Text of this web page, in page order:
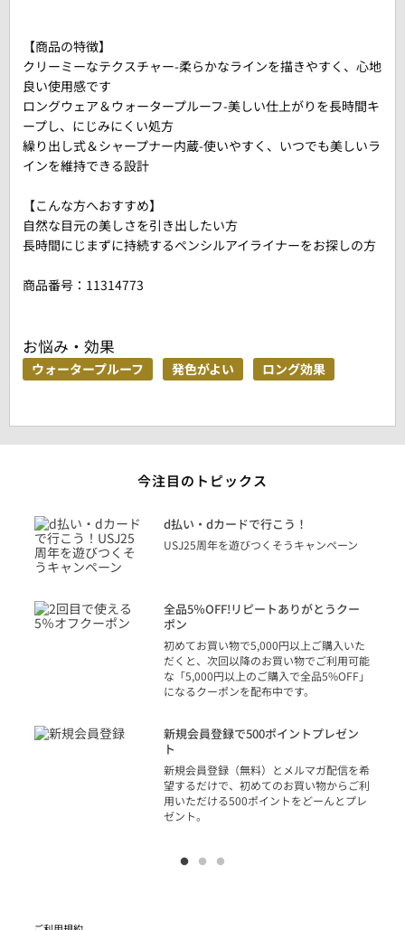
【商品の特徴】
クリーミーなテクスチャー-柔らかなラインを描きやすく、心地
良い使用感です
ロングウェア＆ウォータープルーフ-美しい仕上がりを長時間キ
ープし、にじみにくい処方
繰り出し式＆シャープナー内蔵-使いやすく、いつでも美しいラ
インを維持できる設計
【こんな方へおすすめ】
自然な目元の美しさを引き出したい方
長時間にじまずに持続するペンシルアイライナーをお探しの方
商品番号： 11314773
お悩み・効果
ウォータープルーフ 発色がよい ロング効果
今注目のトピックス
d払い・dカードで行こう！
USJ25周年を遊びつくそうキャンペーン
全品5％OFF!リピートありがとうクー
ポン
初めてお買い物で5,000円以上ご購入いた
だくと、次回以降のお買い物でご利用可能
な「5,000円以上のご購入で全品5%OFF」
になるクーポンを配布中です。
新規会員登録で500ポイントプレゼン
ト
新規会員登録（無料）とメルマガ配信を希
望するだけで、初めてのお買い物からご利
用いただける500ポイントをどーんとプレ
ゼント。